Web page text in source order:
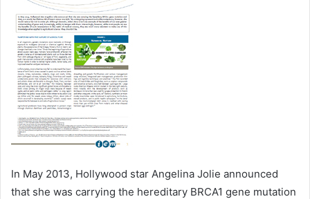
In May 2013, Hollywood star Angelina Jolie announced
that she was carrying the hereditary BRCA1 gene mutation